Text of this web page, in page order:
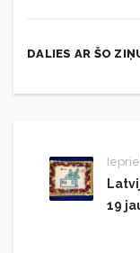
DALIES AR ŠO
19